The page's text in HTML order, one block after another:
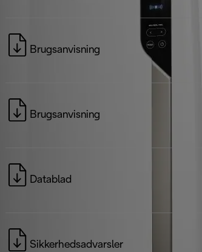
Brugsanvisning
Brugsanvisning
Datablad
Sikkerhedsadvarsler